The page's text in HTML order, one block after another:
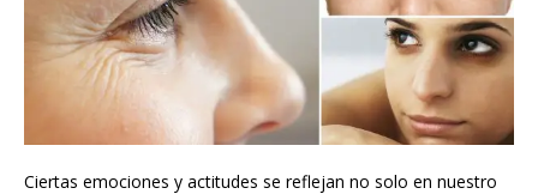
Ciertas emociones y actitudes se reflejan no solo en nuestro